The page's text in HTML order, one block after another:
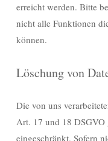
erreicht werden. Bitte
nicht alle Funktionen
können.
Löschung von
Die von uns
Art. 17 und 18 DSGVO
eingeschränkt. Sofern